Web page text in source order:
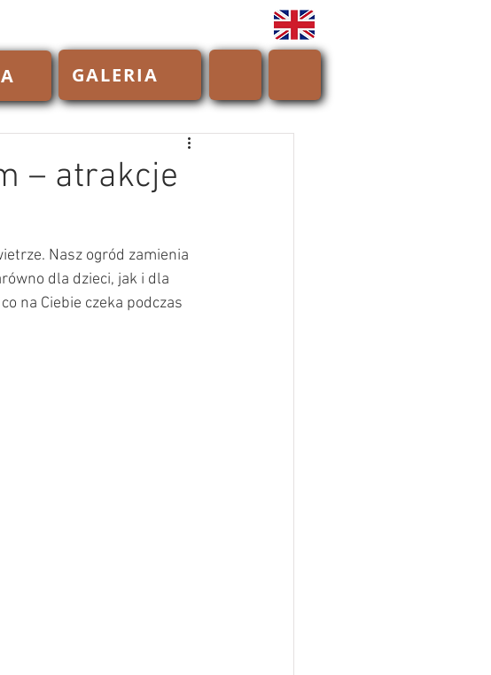
GALERIA
– atrakcje
Nasz ogród zamienia
dla dzieci, jak i dla
na Ciebie czeka podczas